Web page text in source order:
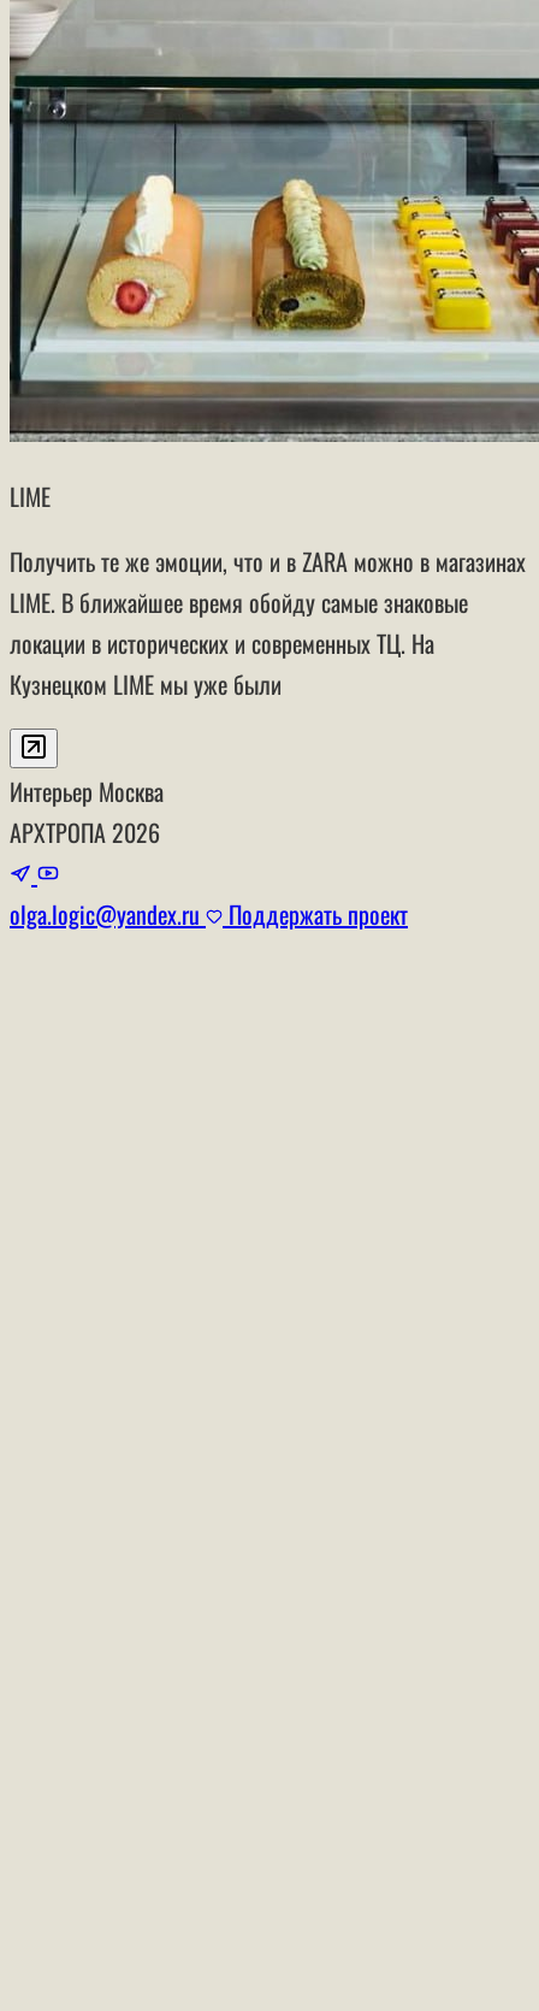
LIME
Получить те же эмоции, что и в ZARA можно в магазинах
LIME. В ближайшее время обойду самые знаковые
локации в исторических и современных ТЦ. На
Кузнецком LIME мы уже были
Интерьер Москва
АРХТРОПА 2026
olga.logic@yandex.ru Поддержать проект